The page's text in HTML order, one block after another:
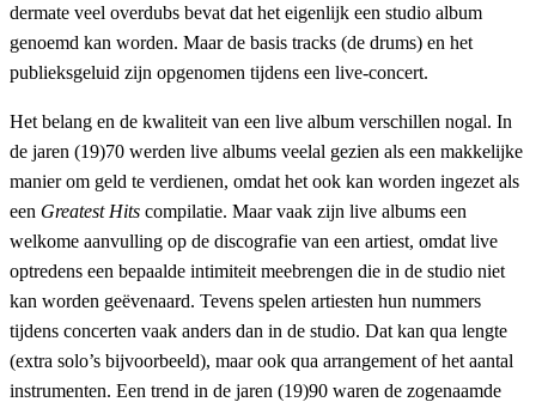
dermate veel overdubs bevat dat het eigenlijk een studio album
genoemd kan worden. Maar de basis tracks (de drums) en het
publieksgeluid zijn opgenomen tijdens een live-concert.
Het belang en de kwaliteit van een live album verschillen nogal. In
de jaren (19)70 werden live albums veelal gezien als een makkelijke
manier om geld te verdienen, omdat het ook kan worden ingezet als
een Greatest Hits compilatie. Maar vaak zijn live albums een
welkome aanvulling op de discografie van een artiest, omdat live
optredens een bepaalde intimiteit meebrengen die in de studio niet
kan worden geëvenaard. Tevens spelen artiesten hun nummers
tijdens concerten vaak anders dan in de studio. Dat kan qua lengte
(extra solo’s bijvoorbeeld), maar ook qua arrangement of het aantal
instrumenten. Een trend in de jaren (19)90 waren de zogenaamde